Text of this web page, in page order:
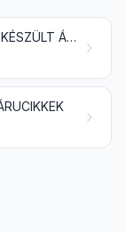
MŰANYAGOK ÉS EZEKBŐL KÉSZÜLT ÁRUCIKKEK